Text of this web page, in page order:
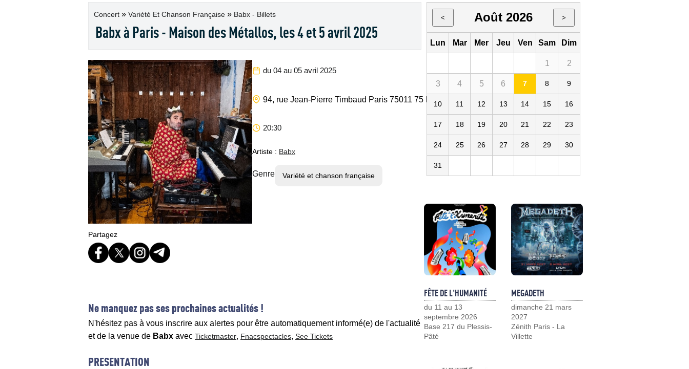
Concert » Variété Et Chanson Française » Babx - Billets
Babx à Paris - Maison des Métallos, les 4 et 5 avril 2025
du 04 au 05 avril 2025
94, rue Jean-Pierre Timbaud Paris 75011 75 FR Maison des Métallos
20:30
Artiste : Babx
Genre Variété et chanson française
Partagez
Ne manquez pas ses prochaines actualités !
N'hésitez pas à vous inscrire aux alertes pour être automatiquement informé(e) de l'actualité
et de la venue de Babx avec Ticketmaster, Fnacspectacles, See Tickets
PRESENTATION
< Août 2026 >
Lun Mar Mer Jeu Ven Sam Dim
1 2
3 4 5 6 7 8 9
10 11 12 13 14 15 16
17 18 19 20 21 22 23
24 25 26 27 28 29 30
31
FÊTE DE L'HUMANITÉ
du 11 au 13
septembre 2026
Base 217 du Plessis-
Pâté
MEGADETH
dimanche 21 mars
2027
Zénith Paris - La
Villette